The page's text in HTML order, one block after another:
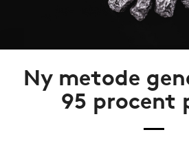
Ny metode
95 procent